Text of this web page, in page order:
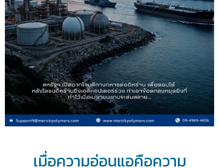
เมื่อความอ่อนแอคือความ